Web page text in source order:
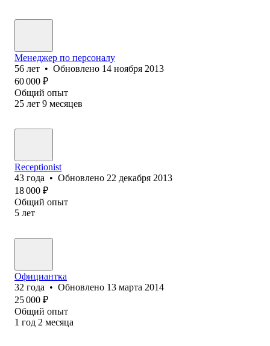
Менеджер по персоналу
56 лет • Обновлено 14 ноября 2013
60 000 ₽
Общий опыт
25 лет 9 месяцев
Receptionist
43 года • Обновлено 22 декабря 2013
18 000 ₽
Общий опыт
5 лет
Официантка
32 года • Обновлено 13 марта 2014
25 000 ₽
Общий опыт
1 год 2 месяца